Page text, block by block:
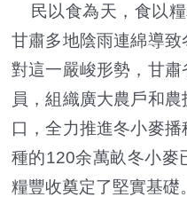
民以食為天，食以糧
甘肅多地陰雨連綿導
對這一嚴峻形勢，甘
員，組織廣大農戶和
口，全力推進冬小麥
種的120余萬畝冬小麥
糧豐收奠定了堅實基礎。